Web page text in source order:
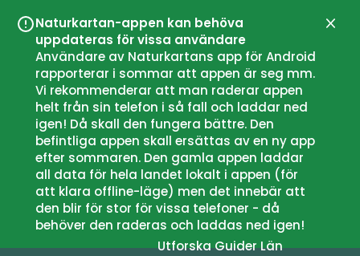
Naturkartan-appen kan behöva
uppdateras för vissa användare
Användare av Naturkartans app för Android
rapporterar i sommar att appen är seg mm.
Vi rekommenderar att man raderar appen
helt från sin telefon i så fall och laddar ned
igen! Då skall den fungera bättre. Den
befintliga appen skall ersättas av en ny app
efter sommaren. Den gamla appen laddar
all data för hela landet lokalt i appen (för
att klara offline-läge) men det innebär att
den blir för stor för vissa telefoner - då
behöver den raderas och laddas ned igen!
UtforskaGuiderLän